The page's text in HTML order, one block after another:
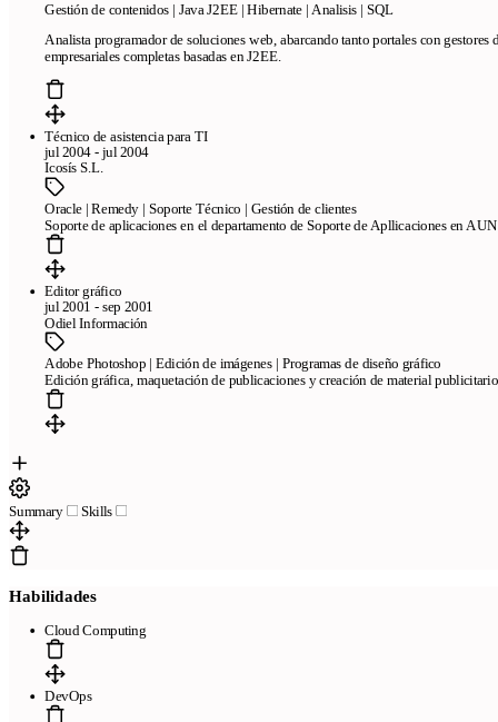
Gestión de contenidos | Java J2EE | Hibernate | Analisis | SQL
Analista programador de soluciones web, abarcando tanto portales con gestores
empresariales completas basadas en J2EE.
Técnico de asistencia para TI
jul 2004 - jul 2004
Icosís S.L.
Oracle | Remedy | Soporte Técnico | Gestión de clientes
Soporte de aplicaciones en el departamento de Soporte de Apllicaciones en
Editor gráfico
jul 2001 - sep 2001
Odiel Información
Adobe Photoshop | Edición de imágenes | Programas de diseño gráfico
Edición gráfica, maquetación de publicaciones y creación de material
Summary Skills
Habilidades
Cloud Computing
DevOps
Copyright © 2026 - All right reserved